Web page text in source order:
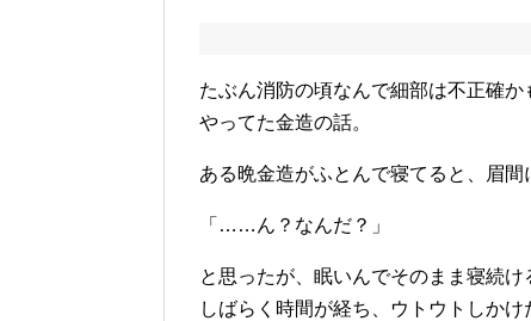
たぶん消防の頃なんで細部は不正確
やってた金造の話。
ある晩金造がふとんで寝てると、眉間
「……ん？なんだ？」
と思ったが、眠いんでそのまま寝続け
しばらく時間が経ち、ウトウトしか